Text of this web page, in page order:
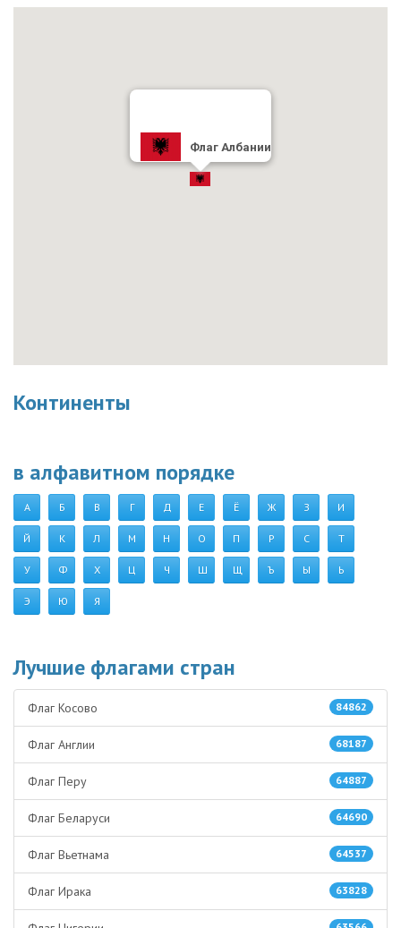
Флаг Албании
Континенты
в алфавитном порядке
А Б В Г Д Е Ё Ж З И
Й К Л М Н О П Р С Т
У Ф Х Ц Ч Ш Щ Ъ Ы Ь
Э Ю Я
Лучшие флагами стран
84862
Флаг Косово
68187
Флаг Англии
64887
Флаг Перу
64690
Флаг Беларуси
64537
Флаг Вьетнама
63828
Флаг Ирака